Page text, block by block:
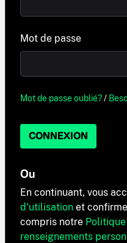
Mot de passe
Mot de passe oublié?/
CONNEXION
Ou
En continuant, vous
d'utilisation et
compris notre
renseignements